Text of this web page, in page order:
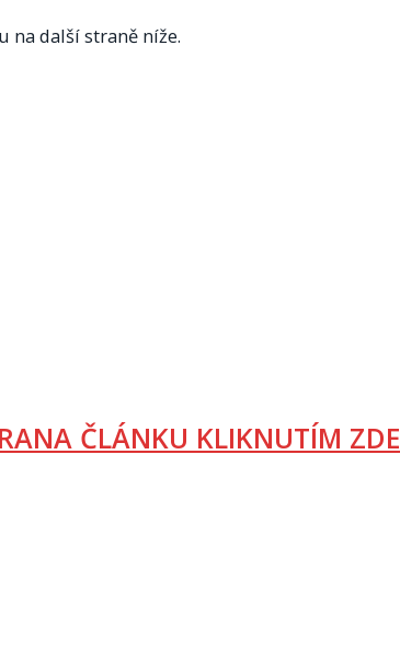
na další straně níže.
ČLÁNKU KLIKNUTÍM ZDE